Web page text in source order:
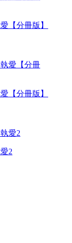
【分冊版】
【分冊版】
2